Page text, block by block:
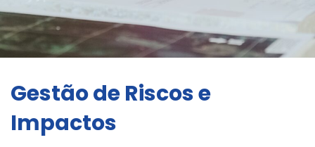
Gestão de Riscos e
Impactos